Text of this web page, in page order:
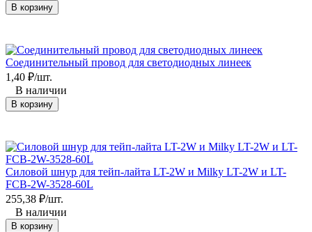
В корзину
Соединительный провод для светодиодных линеек
1,40 ₽/шт.
В наличии
В корзину
Cиловой шнур для тейп-лайта LT-2W и Milky LT-2W и LT-
FCB-2W-3528-60L
255,38 ₽/шт.
В наличии
В корзину